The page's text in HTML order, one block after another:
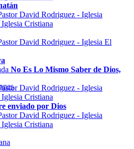
No Es Lo Mismo Saber de Dios,
enviado por Dios